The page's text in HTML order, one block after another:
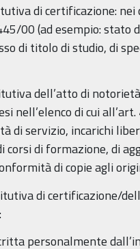
di certificazione:
00 (ad esempio: stato
di titolo di studio, di
dell’atto di
nell’elenco di cui
di servizio, incarichi
corsi di formazione, di
di copie agli
di certificazione/
personalmente